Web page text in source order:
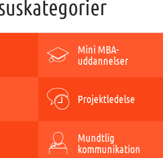
Mini MBA-
uddannelser
Projektledelse
Mundtlig
kommunikation